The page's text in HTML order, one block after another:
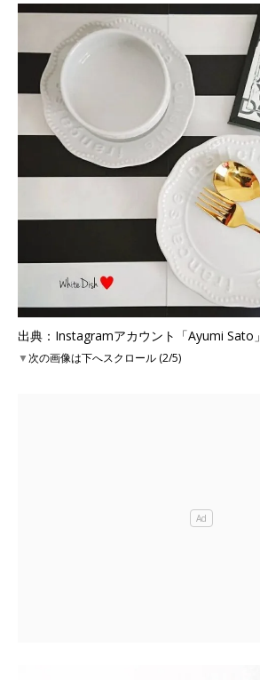
出典：Instagramアカウント「Ayumi Sato」
▼次の画像は下へスクロール (2/5)